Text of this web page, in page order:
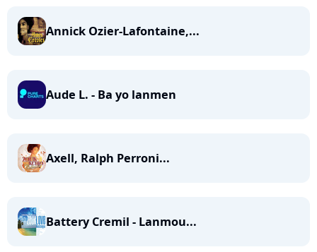
Annick Ozier-Lafontaine,...
Aude L. - Ba yo lanmen
Axell, Ralph Perroni...
Battery Cremil - Lanmou...